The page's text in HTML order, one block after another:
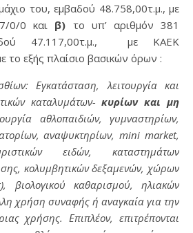
του, εμβαδού 48.758,00τ.μ., με
0/0 και β) το υπ’ αριθμόν 381
47.117,00τ.μ.,
με ΚΑΕΚ
εξής πλαίσιο βασικών όρων :
Εγκατάσταση, λειτουργία και
καταλυμάτων-κυρίων και μη
αθλοπαιδιών, γυμναστηρίων,
αναψυκτηρίων, mini market,
ειδών, καταστημάτων
κολυμβητικών δεξαμενών, χώρων
βιολογικού καθαρισμού, ηλιακών
χρήση συναφής ή αναγκαία για την
χρήσης. Επιπλέον, επιτρέπονται